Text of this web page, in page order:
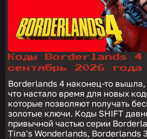
Коды Borderlands 4
сентябрь 2026 года
Borderlands 4 наконец-то вышла,
что настало время для новых
которые позволяют получать
золотые ключи. Коды SHIFT давно стали
привычной частью серии
Tina's Wonderlands, Borderlands